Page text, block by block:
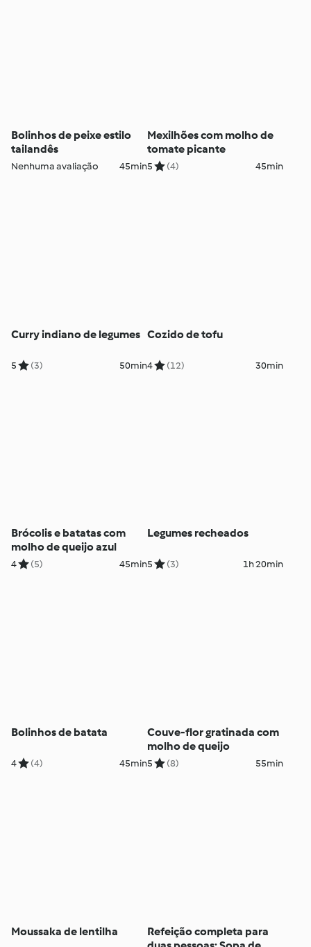
Bolinhos de peixe estilo
tailandês
Nenhuma avaliação 45min
Mexilhões com molho de
tomate picante
5 (4) 45min
Curry indiano de legumes
5 (3) 50min
Cozido de tofu
4 (12) 30min
Brócolis e batatas com
molho de queijo azul
4 (5) 45min
Legumes recheados
5 (3) 1h 20min
Bolinhos de batata
4 (4) 45min
Couve-flor gratinada com
molho de queijo
5 (8) 55min
Moussaka de lentilha
Refeição completa para